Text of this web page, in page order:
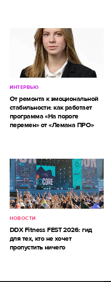
ИНТЕРВЬЮ
От ремонта к эмоциональной
стабильности: как работает
программа «На пороге
перемен» от «Лемана ПРО»
НОВОСТИ
DDX Fitness FEST 2026: гид
для тех, кто не хочет
пропустить ничего